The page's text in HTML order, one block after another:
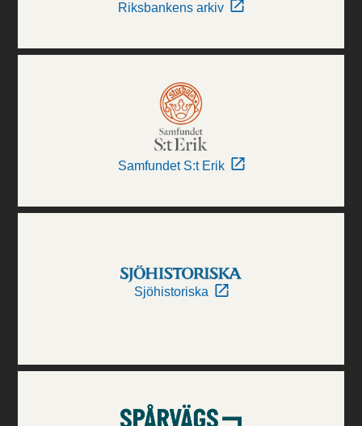
Riksbankens arkiv
Samfundet S:t Erik
Sjöhistoriska